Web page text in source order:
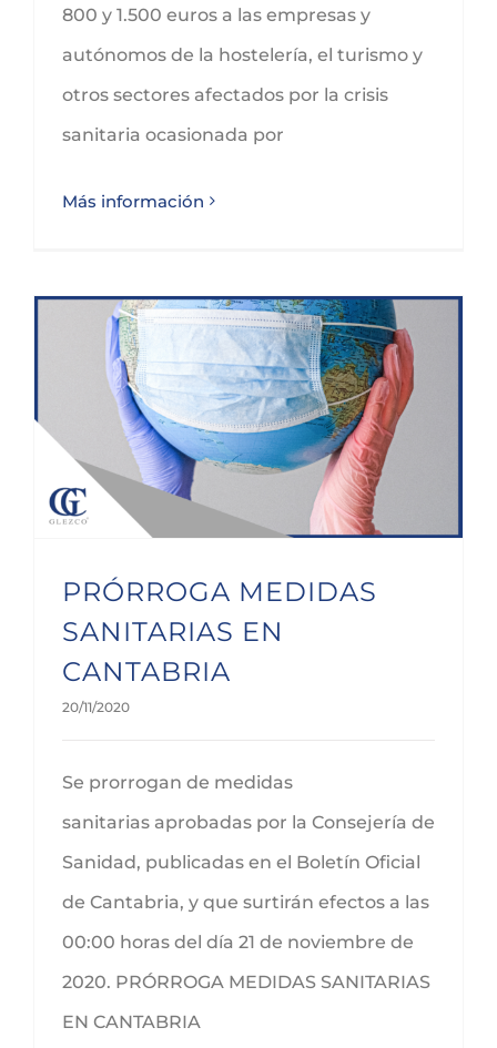
800 y 1.500 euros a las empresas y
autónomos de la hostelería, el turismo y
otros sectores afectados por la crisis
sanitaria ocasionada por
Más información
PRÓRROGA MEDIDAS
SANITARIAS EN
CANTABRIA
20/11/2020
Se prorrogan de medidas
sanitarias aprobadas por la Consejería de
Sanidad, publicadas en el Boletín Oficial
de Cantabria, y que surtirán efectos a las
00:00 horas del día 21 de noviembre de
2020. PRÓRROGA MEDIDAS SANITARIAS
EN CANTABRIA